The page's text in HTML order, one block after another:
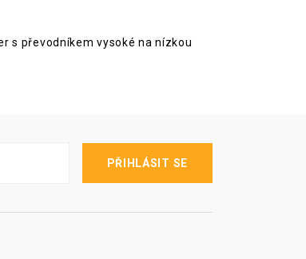
s převodníkem vysoké na nízkou
PŘIHLÁSIT SE